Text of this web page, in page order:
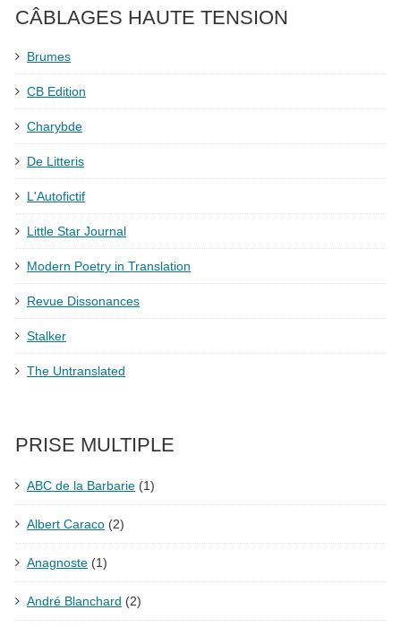
CÂBLAGES HAUTE TENSION
Brumes
CB Edition
Charybde
De Litteris
L'Autofictif
Little Star Journal
Modern Poetry in Translation
Revue Dissonances
Stalker
The Untranslated
PRISE MULTIPLE
ABC de la Barbarie (1)
Albert Caraco (2)
Anagnoste (1)
André Blanchard (2)